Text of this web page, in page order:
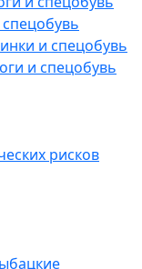
и спецобувь
и спецобувь
рисков